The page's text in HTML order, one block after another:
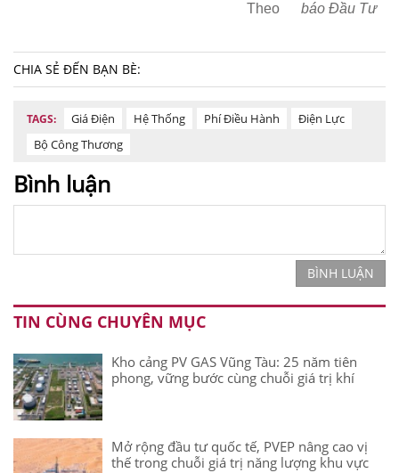
Theo báo Đầu Tư
CHIA SẺ ĐẾN BẠN BÈ:
TAGS: Giá Điện Hệ Thống Phí Điều Hành
Điện Lực
Bộ Công Thương
Bình luận
BÌNH LUẬN
TIN CÙNG CHUYÊN MỤC
Kho cảng PV GAS Vũng Tàu: 25 năm tiên
phong, vững bước cùng chuỗi giá trị khí
Mở rộng đầu tư quốc tế, PVEP nâng cao vị
thế trong chuỗi giá trị năng lượng khu vực